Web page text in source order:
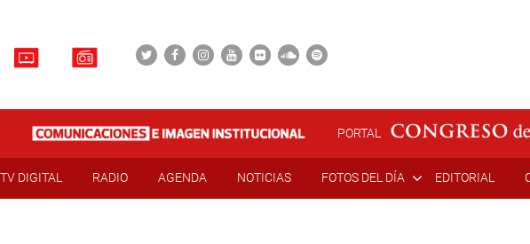
PORTAL
TV DIGITAL RADIO AGENDA NOTICIAS FOTOS DEL DÍA EDITORIAL